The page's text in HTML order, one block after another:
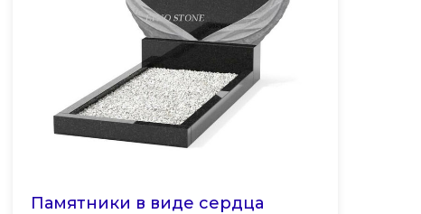
Памятники в виде сердца